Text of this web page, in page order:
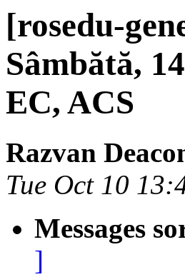
[rosedu-
Sâmbătă,
EC, ACS
Razvan
Tue Oct 10
Messages
]